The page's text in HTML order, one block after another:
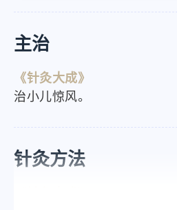
主治
《针灸大成》
治小儿惊风。
针灸方法